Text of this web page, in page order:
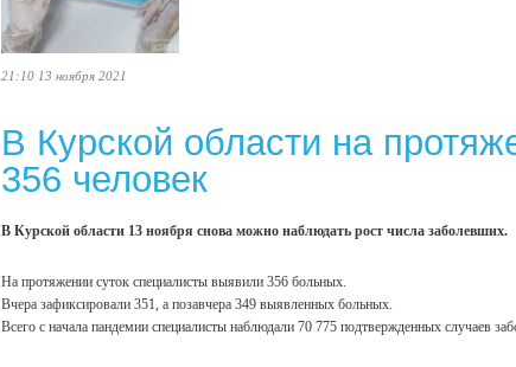
21:10 13 ноября 2021
В Курской области на
356 человек
В Курской области 13 ноября снова можно наблюдать рост числа заболевших.
На протяжении суток специалисты выявили 356 больных.
Вчера зафиксировали 351, а позавчера 349 выявленных больных.
Всего с начала пандемии специалисты наблюдали 70 775 подтвержденных случаев